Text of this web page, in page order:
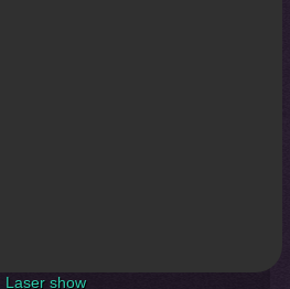
Laser show